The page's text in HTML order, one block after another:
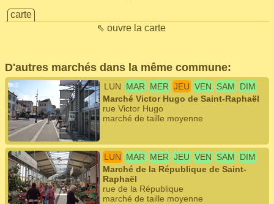
carte
⇖ ouvre la carte
D'autres marchés dans la même commune:
LUN MAR MER JEU VEN SAM
DIM
Marché Victor Hugo de Saint-Raphaël
rue Victor Hugo
marché de taille moyenne
LUN MAR MER JEU VEN SAM
DIM
Marché de la République de Saint-
Raphaël
rue de la République
marché de taille moyenne